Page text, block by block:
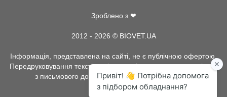
Зроблено з ❤
2012 - 2026 © BIOVET.UA
Інформація, представлена на сайті, не є публічною офертою.
Передруковування текстів та інше копіювання, можливо тільки
з письмового дозволу адміністрації BIOVET.UA.